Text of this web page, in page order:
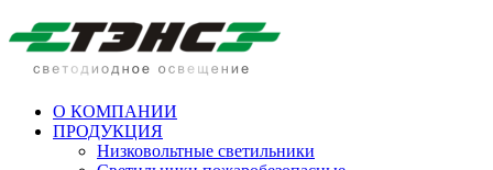
О КОМПАНИИ
ПРОДУКЦИЯ
Низковольтные светильники